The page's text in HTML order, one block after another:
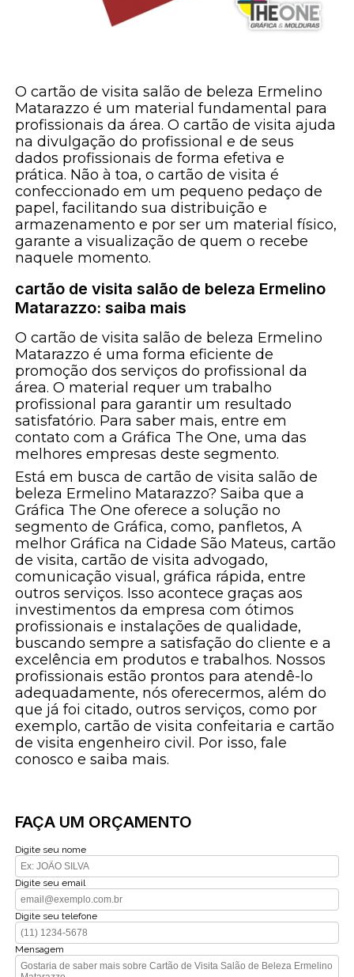
O cartão de visita salão de beleza Ermelino
Matarazzo é um material fundamental para
profissionais da área. O cartão de visita ajuda
na divulgação do profissional e de seus
dados profissionais de forma efetiva e
prática. Não à toa, o cartão de visita é
confeccionado em um pequeno pedaço de
papel, facilitando sua distribuição e
armazenamento e por ser um material físico,
garante a visualização de quem o recebe
naquele momento.
cartão de visita salão de beleza Ermelino
Matarazzo: saiba mais
O cartão de visita salão de beleza Ermelino
Matarazzo é uma forma eficiente de
promoção dos serviços do profissional da
área. O material requer um trabalho
profissional para garantir um resultado
satisfatório. Para saber mais, entre em
contato com a Gráfica The One, uma das
melhores empresas deste segmento.
Está em busca de cartão de visita salão de
beleza Ermelino Matarazzo? Saiba que a
Gráfica The One oferece a solução no
segmento de Gráfica, como, panfletos, A
melhor Gráfica na Cidade São Mateus, cartão
de visita, cartão de visita advogado,
comunicação visual, gráfica rápida, entre
outros serviços. Isso acontece graças aos
investimentos da empresa com ótimos
profissionais e instalações de qualidade,
buscando sempre a satisfação do cliente e a
excelência em produtos e trabalhos. Nossos
profissionais estão prontos para atendê-lo
adequadamente, nós oferecermos, além do
que já foi citado, outros serviços, como por
exemplo, cartão de visita confeitaria e cartão
de visita engenheiro civil. Por isso, fale
conosco e saiba mais.
FAÇA UM ORÇAMENTO
Digite seu nome
Digite seu email
Digite seu telefone
Mensagem